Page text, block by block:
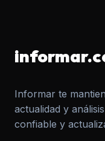
Informar te
actualidad y
confiable y